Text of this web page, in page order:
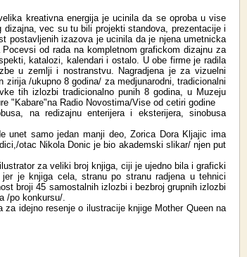
kreativna energija je ucinila da se oproba u vise
vec su tu bili projekti standova, prezentacije i
postavljenih izazova je ucinila da je njena umetnicka
od rada na kompletnom grafickom dizajnu za
katalozi, kalendari i ostalo. U obe firme je radila
u zemlji i nostranstvu. Nagradjena je za vizuelni
/ukupno 8 godina/ za medjunarodni, tradicionalni
tih izlozbi tradicionalno punih 8 godina, u Muzeju
"Kabare"na Radio Novostima/Vise od cetiri godine
na redizajnu enterijera i eksterijera, sinobusa
unet samo jedan manji deo, Zorica Dora Kljajic ima
otac Nikola Donic je bio akademski slikar/ njen put
za veliki broj knjiga, ciji je ujedno bila i graficki
je knjiga cela, stranu po stranu radjena u tehnici
broji 45 samostalnih izlozbi i bezbroj grupnih izlozbi
/po konkursu/.
za idejno resenje o ilustracije knjige Mother Queen na